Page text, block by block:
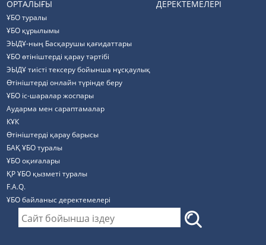
ОРТАЛЫҒЫ
ҰБО туралы
ҰБО құрылымы
ЭЫДҰ-ның Басқарушы қағидаттары
ҰБО өтініштерді қарау тәртібі
ЭЫДҰ тиісті тексеру бойынша нұсқаулық
Өтініштерді онлайн түрінде беру
ҰБО іс-шаралар жоспары
Аударма мен сараптамалар
КҰК
Өтініштерді қарау барысы
БАҚ ҰБО туралы
ҰБО оқиғалары
ҚР ҰБО қызметі туралы
F.A.Q.
ҰБО байланыс деректемелерi
ДЕРЕКТЕМЕЛЕРІ